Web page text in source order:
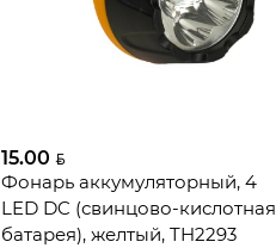
15.00
Фонарь аккумуляторный, 4
LED DC (свинцово-кислотная
батарея), желтый, TH2293